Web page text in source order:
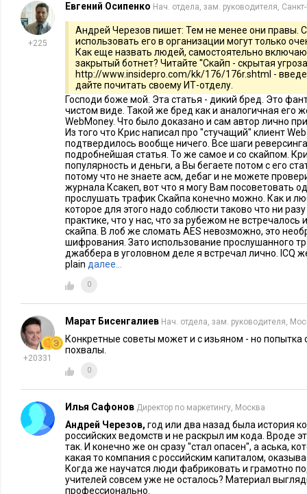
- применение любых повышающих коэффициентов носит
они не могут превышать уровень рекомендованный
ценообразованию, а их применение – это вопрос
исключения обговаривайте с подрядчиком на этапе
- по скрытым работам. Контролируйте их выполнение и
позволит вам избежать ненужного вскрытия стен и пола и
подрядчиком.
- приемка работ должна проводиться в строгом
которой вы договаривались, предполагала качественное
отклонение от норм цена должна быть снижена, и фразы «А
деньги?!» здесь не уместны.
Потенциал экономии средств при выполнении СМР
специалистах, которые готовят технические задания и
по договору оказания услуг. Правильная мотивация
средства. Как сказал один собственник крупной
на сэкономленные деньги купила Lexus». Всегда стоит
автомобиле ваш подрядчик или вы?
«Мне думать некогда, работы много»
Ответ типичного российского менеджера.
Из личного опыта
Реклама и маркетинг… и о том кто должен работать с
Расскажу вам историю из жизни. Отдел маркетинга не мог
+225
Евгений Осипенко Нач. отдела, зам. руководителя,
Андрей Черезов пишет: Тем не менее они правы.
использовать его в организации могут только
Как еще назвать людей, самостоятельно
закрытый ботнет? Читайте ''Скайп - скрытая
http://www.insidepro.com/kk/176/176r.shtml -
дайте почитать своему ИТ-отделу.
Господи боже мой. Эта статья - дикий бред. Это
чистом виде. Такой же бред как и аналогичная его
WebMoney. Что было доказано и сам автор лично
Из того что Крис написал про ''стучащий'' клиент
подтвердилось вообще ничего. Все шаги
подробнейшая статья. То же самое и со скайпом.
популярность и деньги, а Вы бегаете потом с его
потому что не знаете асм, дебаг и не можете
журнала Ксакеп, вот что я могу Вам посоветовать
прослушать трафик Скайпа конечно можно. Как и
которое для этого надо соблюсти таково что ни
практике, что у нас, что за рубежом не
скайпа. В лоб же сломать AES невозможно, это
шифрования. Зато использование прослушанного
джаббера в уголовном деле я встречал лично. ICQ
plain далее…
0
+20331
Марат Бисенгалиев Нач. отдела, зам. руководителя,
Конкретные советы может и с изьяном - но попытка
похвалы.
0
Илья Сафонов Директор по маркетингу, Москва
Андрей Черезов, год или два назад была история
российских ведомств и не раскрыл им кода. Вроде
так. И конечно же он сразу ''стал опасен'', а аська,
какая то компания с российским капиталом,
Когда же научатся люди фабриковать и грамотно
учителей совсем уже не осталось? Материал
профессионально.